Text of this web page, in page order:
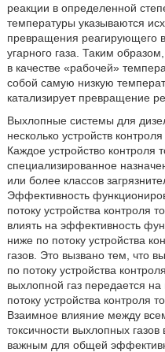
реакции в определенной
температуры указываются
превращения реагирующего
угарного газа. Таким
в качестве «рабочей»
собой самую низкую
катализирует превращение
Выхлопные системы для
несколько устройств
Каждое устройство контроля
специализированное
или более классов
Эффективность
потоку устройства контроля
влиять на эффективность
ниже по потоку устройства
газов. Это вызвано тем, что
по потоку устройства
выхлопной газ передается
потоку устройства контроля
Взаимное влияние между
токсичности выхлопных
важным для общей